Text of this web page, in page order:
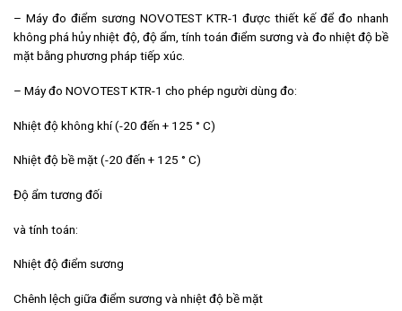
– Máy đo điểm sương NOVOTEST KTR-1 được thiết kế để đo nhanh
không phá hủy nhiệt độ, độ ẩm, tính toán điểm sương và đo nhiệt độ bề
mặt bằng phương pháp tiếp xúc.
– Máy đo NOVOTEST KTR-1 cho phép người dùng đo:
Nhiệt độ không khí (-20 đến + 125 ° C)
Nhiệt độ bề mặt (-20 đến + 125 ° C)
Độ ẩm tương đối
và tính toán:
Nhiệt độ điểm sương
Chênh lệch giữa điểm sương và nhiệt độ bề mặt